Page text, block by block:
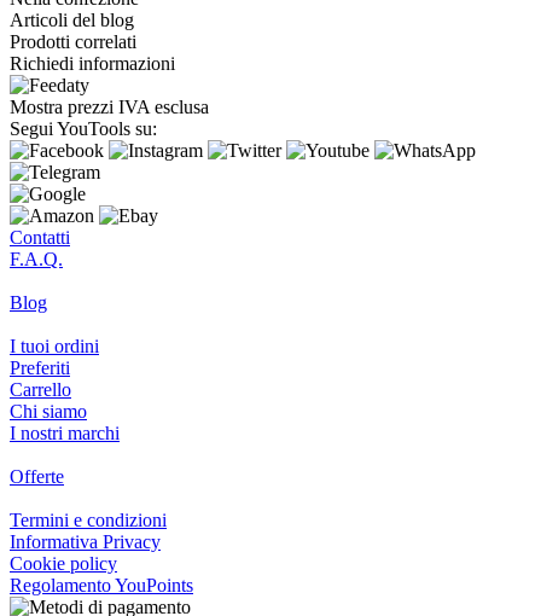
Articoli del blog
Prodotti correlati
Richiedi informazioni
Mostra prezzi IVA esclusa
Segui YouTools su:
Contatti
F.A.Q.
Blog
I tuoi ordini
Preferiti
Carrello
Chi siamo
I nostri marchi
Offerte
Termini e condizioni
Informativa Privacy
Cookie policy
Regolamento YouPoints